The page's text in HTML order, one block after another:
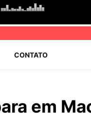
CONTATO
em